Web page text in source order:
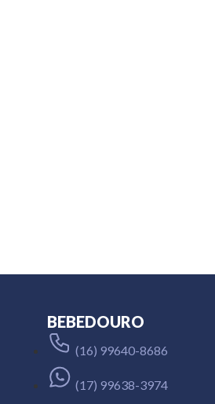
BEBEDOURO
(16) 99640-8686
(17) 99638-3974